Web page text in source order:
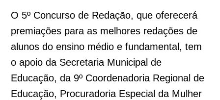
O 5º Concurso de Redação, que oferecerá
premiações para as melhores redações de
alunos do ensino médio e fundamental, tem
o apoio da Secretaria Municipal de
Educação, da 9º Coordenadoria Regional de
Educação, Procuradoria Especial da Mulher